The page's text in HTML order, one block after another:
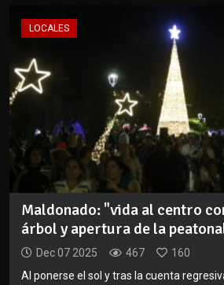
LOCALES
Maldonado: "vida al centro
árbol y apertura de la
Dec 07 2025 467
160
Al ponerse el sol y tras la cuenta